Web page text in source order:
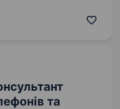
та сервісах
та